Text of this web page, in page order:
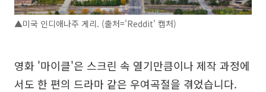
▲미국 인디애나주 게리. (출처='Reddit' 캡처)
영화 '마이클'은 스크린 속 열기만큼이나 제작 과정에
서도 한 편의 드라마 같은 우여곡절을 겪었습니다.